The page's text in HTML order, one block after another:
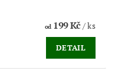
od199 Kč/ ks
DETAIL